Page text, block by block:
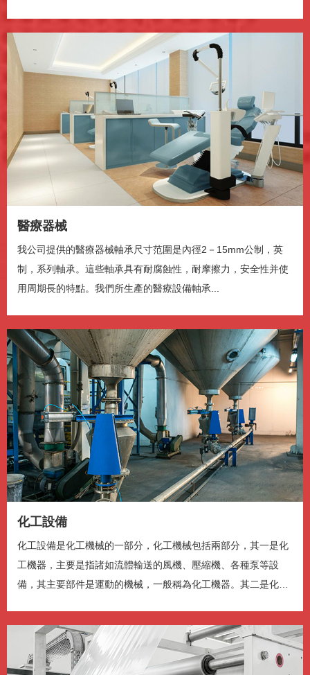
0:00
0:47
进度: 0%
媒体流类型直播
播放速度
2x
1.5x
1.25x
1x, 选择
0.5x
1x
节目段落
节目段落
描述
关闭描述 , 选择
字幕设定, 开启字幕设置弹窗
关闭字幕, 选择
音轨
全屏
醫療器械
我公司提供的醫療器械軸承尺寸范圍是內徑2－15mm公制，英
制，系列軸承。這些軸承具有耐腐蝕性，耐摩擦力，安全性并使
用周期長的特點。我們所生產的醫療設備軸承...
化工設備
化工設備是化工機械的一部分，化工機械包括兩部分，其一是化
工機器，主要是指諸如流體輸送的風機、壓縮機、各種泵等設
備，其主要部件是運動的機械，一般稱為化工機器。其二是化工